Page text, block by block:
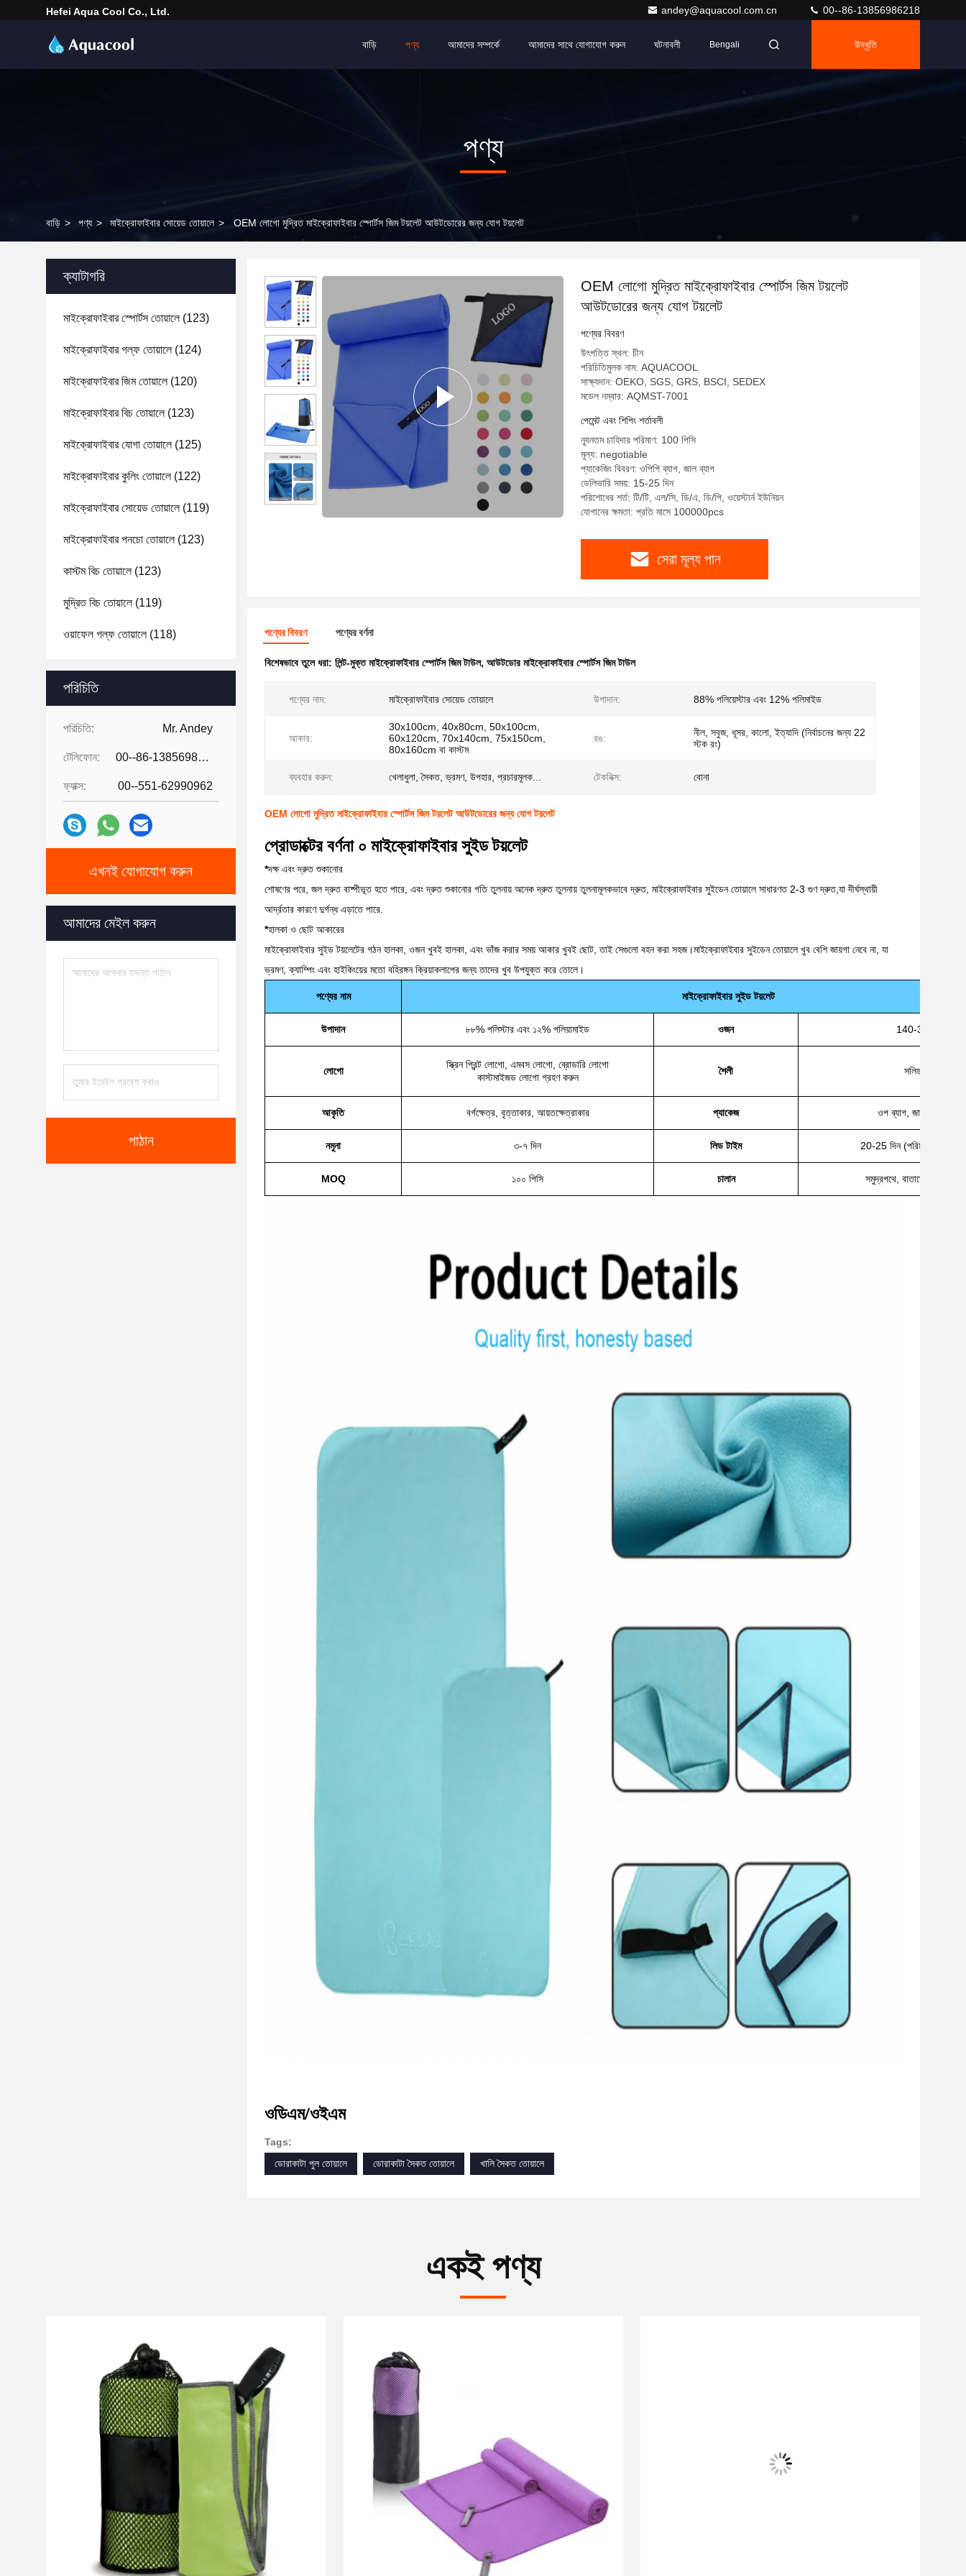
Hefei Aqua Cool Co., Ltd. andey@aquacool.com.cn 00--86-13856986218
বাড়ি পণ্য আমাদের সম্পর্কে আমাদের সাথে যোগাযোগ করুন ঘটনাবলী Bengali উদ্ধৃতি
পণ্য
বাড়ি > পণ্য > মাইক্রোফাইবার সোয়েড তোয়ালে > OEM লোগো মুদ্রিত মাইক্রোফাইবার স্পোর্টস জিম টয়লেট আউটডোরের জন্য যোগ টয়লেট
ক্যাটাগরি
মাইক্রোফাইবার স্পোর্টস তোয়ালে(123)
মাইক্রোফাইবার গল্ফ তোয়ালে(124)
মাইক্রোফাইবার জিম তোয়ালে(120)
মাইক্রোফাইবার বিচ তোয়ালে(123)
মাইক্রোফাইবার যোগা তোয়ালে(125)
মাইক্রোফাইবার কুলিং তোয়ালে(122)
মাইক্রোফাইবার সোয়েড তোয়ালে(119)
মাইক্রোফাইবার পনচো তোয়ালে(123)
কাস্টম বিচ তোয়ালে(123)
মুদ্রিত বিচ তোয়ালে(119)
ওয়াফেল গল্ফ তোয়ালে(118)
পরিচিতি
পরিচিতি: Mr. Andey
টেলিফোন: 00--86-13856986218
ফ্যাক্স: 00--551-62990962
এখনই যোগাযোগ করুন
আমাদের মেইল ​​করুন
পাঠান
OEM লোগো মুদ্রিত মাইক্রোফাইবার স্পোর্টস জিম টয়লেট
আউটডোরের জন্য যোগ টয়লেট
পণ্যের বিবরণ
উৎপত্তি স্থল: চীন
পরিচিতিমুলক নাম: AQUACOOL
সাক্ষ্যদান: OEKO, SGS, GRS, BSCI, SEDEX
মডেল নম্বার: AQMST-7001
পেমেন্ট এবং শিপিং শর্তাবলী
ন্যূনতম চাহিদার পরিমাণ: 100 পিসি
মূল্য: negotiable
প্যাকেজিং বিবরণ: ওপিপি ব্যাগ, জাল ব্যাগ
ডেলিভারি সময়: 15-25 দিন
পরিশোধের শর্ত: টি/টি, এল/সি, ডি/এ, ডি/পি, ওয়েস্টার্ন ইউনিয়ন
যোগানের ক্ষমতা: প্রতি মাসে 100000pcs
সেরা মূল্য পান
পণ্যের বিবরণ পণ্যের বর্ণনা
বিশেষভাবে তুলে ধরা: লিন্ট-মুক্ত মাইক্রোফাইবার স্পোর্টস জিম টাউল, আউটডোর মাইক্রোফাইবার স্পোর্টস জিম টাউল
পণ্যের নাম: মাইক্রোফাইবার সোয়েড তোয়ালে উপাদান: 88% পলিয়েস্টার এবং 12% পলিমাইড
আকার:
30x100cm, 40x80cm, 50x100cm,
60x120cm, 70x140cm, 75x150cm,
80x160cm বা কাস্টম
রঙ:
নীল, সবুজ, ধূসর, কালো, ইত্যাদি (নির্বাচনের জন্য 22
স্টক রং)
ব্যবহার করুন: খেলাধুলা, সৈকত, ভ্রমণ, উপহার, প্রচারমূলক... টেকনিক্স: বোনা
OEM লোগো মুদ্রিত মাইক্রোফাইবার স্পোর্টস জিম টয়লেট আউটডোরের জন্য যোগ টয়লেট
প্রোডাক্টের বর্ণনা ০ মাইক্রোফাইবার সুইড টয়লেট
*দক্ষ এবং দ্রুত শুকানোর
শোষণের পরে, জল দ্রুত বাষ্পীভূত হতে পারে, এবং দ্রুত শুকানোর গতি তুলনায় অনেক দ্রুত তুলনায় তুলনামূলকভাবে দ্রুত, মাইক্রোফাইবার সুইডেন তোয়ালে সাধারণত 2-3 গুণ দ্রুত,যা দীর্ঘস্থায়ী
আর্দ্রতার কারণে দুর্গন্ধ এড়াতে পারে.
*হালকা ও ছোট আকারের
মাইক্রোফাইবার সুইড টয়লেটের গঠন হালকা, ওজন খুবই হালকা, এবং ভাঁজ করার সময় আকার খুবই ছোট, তাই সেগুলো বহন করা সহজ।মাইক্রোফাইবার সুইডেন তোয়ালে খুব বেশি জায়গা নেবে না, যা
ভ্রমণ, ক্যাম্পিং এবং হাইকিংয়ের মতো বহিরঙ্গন ক্রিয়াকলাপের জন্য তাদের খুব উপযুক্ত করে তোলে।
পণ্যের নাম মাইক্রোফাইবার সুইড টয়লেট
উপাদান ৮৮% পলিস্টার এবং ১২% পলিয়ামাইড ওজন 140-300GSM
লোগো
স্ক্রিন প্রিন্ট লোগো, এমবস লোগো, ব্রোডারি লোগো
কাস্টমাইজড লোগো গ্রহণ করুন
শৈলী সলিড, মুদ্রিত
আকৃতি বর্গক্ষেত্র, বৃত্তাকার, আয়তক্ষেত্রাকার প্যাকেজ ওপ ব্যাগ, জাল ব্যাগ বা
নমুনা ৩-৭ দিন লিড টাইম 20-25 দিন (পরিমাণের উপর
MOQ ১০০ পিসি চালান সমুদ্রপথে, বাতাসে, এক্সপ্রেস,
ওডিএম/ওইএম
Tags:
ডোরাকাটা পুল তোয়ালে
ডোরাকাটা সৈকত তোয়ালে খালি সৈকত তোয়ালে
একই পণ্য